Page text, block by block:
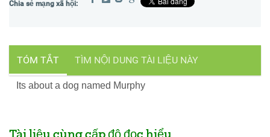
TÓM TẮT TÌM NỘI DUNG TÀI LIỆU NÀY
Its about a dog named Murphy